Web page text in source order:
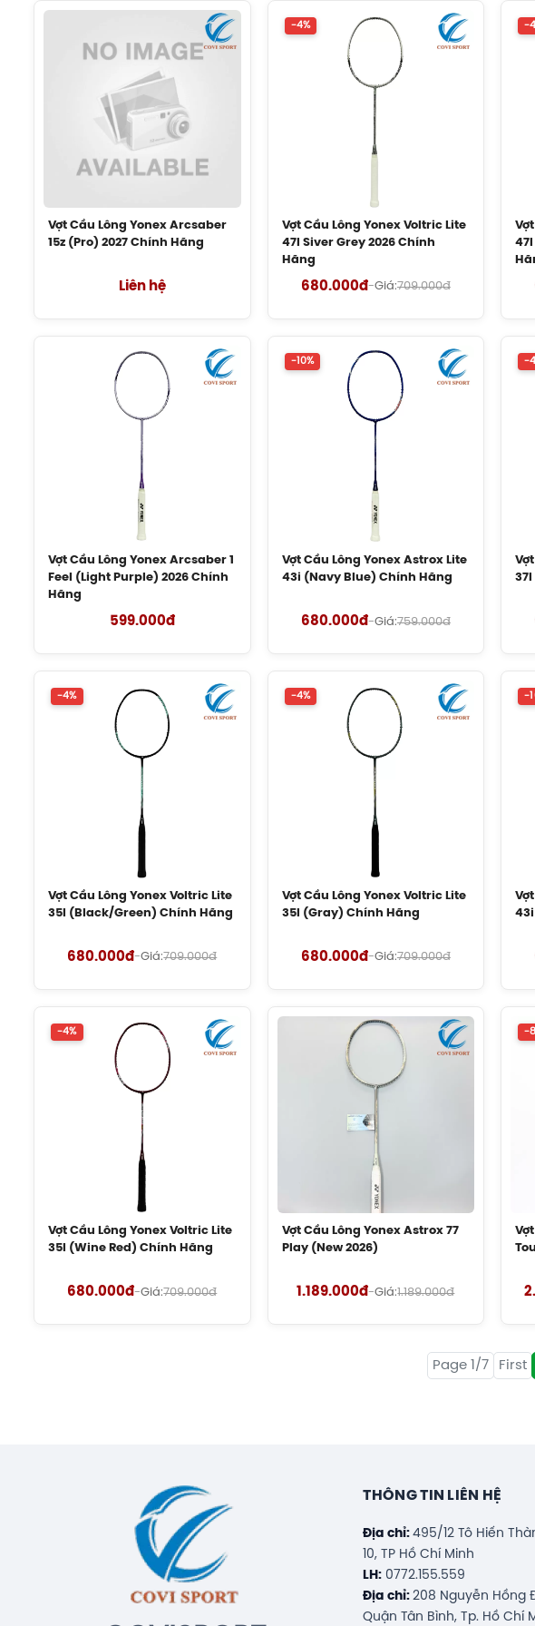
Vợt Cầu Lông Yonex Arcsaber
15z (Pro) 2027 Chính Hãng
Liên hệ
-4%
Vợt Cầu Lông Yonex Voltric Lite
47I Siver Grey 2026 Chính
Hãng
680.000đ-Giá:709.000đ
-
Vợt Cầu Lông Yonex Arcsaber 1
Feel (Light Purple) 2026 Chính
Hãng
599.000đ
-10%
Vợt Cầu Lông Yonex Astrox Lite
43i (Navy Blue) Chính Hãng
680.000đ-Giá:759.000đ
-
-4%
Vợt Cầu Lông Yonex Voltric Lite
35I (Black/Green) Chính Hãng
680.000đ-Giá:709.000đ
-4%
Vợt Cầu Lông Yonex Voltric Lite
35I (Gray) Chính Hãng
680.000đ-Giá:709.000đ
-
-4%
Vợt Cầu Lông Yonex Voltric Lite
35I (Wine Red) Chính Hãng
680.000đ-Giá:709.000đ
Vợt Cầu Lông Yonex Astrox 77
Play (New 2026)
1.189.000đ-Giá:1.189.000đ
-
Page 1/7 First
THÔNG TIN LIÊN HỆ
Địa chỉ:495/12 Tô Hiến
10, TP Hồ Chí Minh
LH: 0772.155.559
Địa chỉ:208 Nguyễn Hồng
Quận Tân Bình, Tp. Hồ Chí